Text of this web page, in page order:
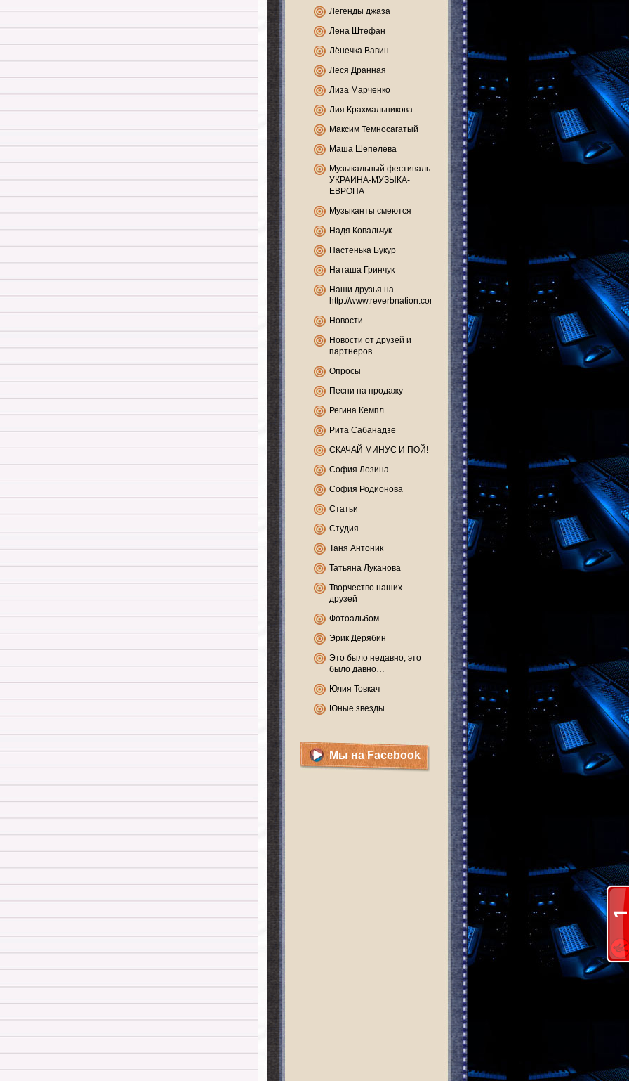
Легенды джаза
Лена Штефан
Лёнечка Вавин
Леся Дранная
Лиза Марченко
Лия Крахмальникова
Максим Темносагатый
Маша Шепелева
Музыкальный фестиваль
УКРАИНА-МУЗЫКА-
ЕВРОПА
Музыканты смеются
Надя Ковальчук
Настенька Букур
Наташа Гринчук
Наши друзья на
http://www.reverbnation.com
Новости
Новости от друзей и
партнеров.
Опросы
Песни на продажу
Регина Кемпл
Рита Сабанадзе
СКАЧАЙ МИНУС И ПОЙ!
София Лозина
София Родионова
Статьи
Студия
Таня Антоник
Татьяна Луканова
Творчество наших
друзей
Фотоальбом
Эрик Дерябин
Это было недавно, это
было давно…
Юлия Товкач
Юные звезды
Мы на Facebook